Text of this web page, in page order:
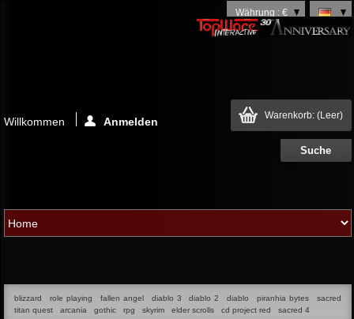
Währung : €
Warenkorb: (Leer)
Willkommen Anmelden
blizzard role playing fallen angel diablo 3 diablo 2 diablo piranhia bytes
sacred
titan quest
arcania gothic rpg skyrim elder scrolls cd project red sacred 4